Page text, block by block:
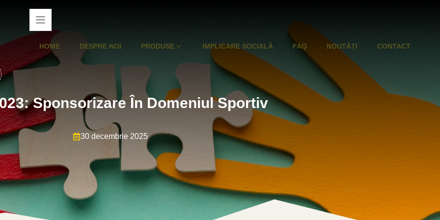
HOME DESPRE NOI PRODUSE IMPLICARE SOCIALĂ FAQ NOUTĂȚI CONTACT
Sponsorizare În Domeniul Sportiv
30 decembrie 2025